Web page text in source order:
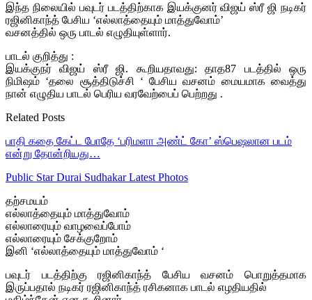
இந்த நிலையில் பவுடர் படத்திற்காக இயக்குனர் விஜய் ஸ்ரீ ஜி நடிகர்
ரஜினிகாந்த் பேசிய ‘எல்லாத்தையும் மாத்துவோம்’
வசனத்தில் ஒரு பாடல் எழுதியுள்ளார்.
பாடல் குறித்து :
இயக்குநர் விஜய் ஸ்ரீ ஜி. கூறியதாவது: தாத87 படத்தில் ஒரு
நிமிஷம் ‘தலை சூத்திடுச்சி ‘ பேசிய வசனம் மையமாக வைத்து
நான் எழுதிய பாடல் பெரிய வரவேற்பைப் பெற்றது .
Related Posts
பாதி கதை கேட்ட போதே ‘பரிமளா அண்ட் கோ’ ஸ்பெஷலான படம்
என்று தோன்றியது…
Public Star Durai Sudhakar Latest Photos
தற்சமயம்
எல்லாத்தையும் மாத்துவோம்
எல்லாரையும் வாழவைப்போம்
எல்லாரையும் சேக்குறோம்
இனி ‘எல்லாத்தையும் மாத்துவோம் ‘
பவுடர் படத்திற்கு ரஜினிகாந்த் பேசிய வசனம் பொறுத்தமாக
இருப்பதால் நடிகர் ரஜினிகாந்த் ரசிகனாக பாடல் எழதியதில்